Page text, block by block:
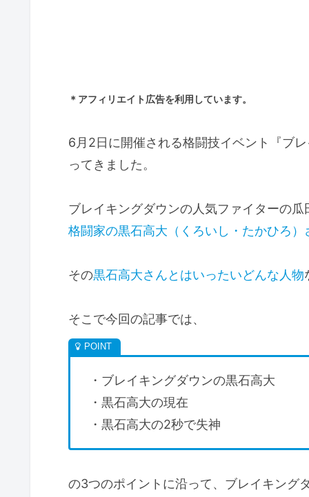
＊アフィリエイト広告を利用しています。
6月2日に開催される格闘技イベント『ブ
ってきました。
ブレイキングダウンの人気ファイターの
格闘家の黒石高大（くろいし・たかひろ）
その黒石高大さんとはいったいどんな人物
そこで今回の記事では、
・ブレイキングダウンの黒石高大
・黒石高大の現在
・黒石高大の2秒で失神
の3つのポイントに沿って、ブレイキング